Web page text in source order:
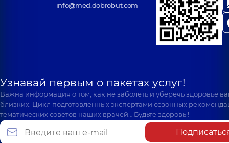
info@med.dobrobut.com
Узнавай первым о пакетах услуг!
Важна информация о том, как не заболеть и уберечь здоровье
близких. Цикл подготовленных экспертами сезонных
тематических советов наших врачей… Будьте здоровы!